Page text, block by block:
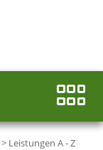
> Leistungen A - Z